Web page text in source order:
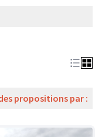
propositions par :